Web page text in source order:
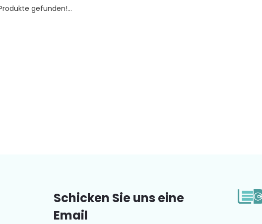
gefunden!...
Schicken Sie uns eine
Email